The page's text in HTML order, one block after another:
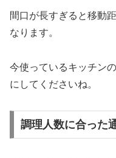
間口が長すぎると移動
なります。
今使っているキッチン
にしてくださいね。
調理人数に合った